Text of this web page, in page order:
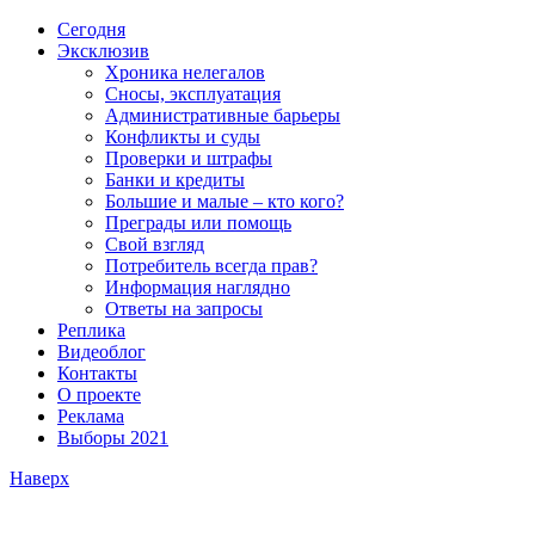
Сегодня
Эксклюзив
Хроника нелегалов
Сносы, эксплуатация
Административные барьеры
Конфликты и суды
Проверки и штрафы
Банки и кредиты
Большие и малые – кто кого?
Преграды или помощь
Свой взгляд
Потребитель всегда прав?
Информация наглядно
Ответы на запросы
Реплика
Видеоблог
Контакты
О проекте
Реклама
Выборы 2021
Наверх